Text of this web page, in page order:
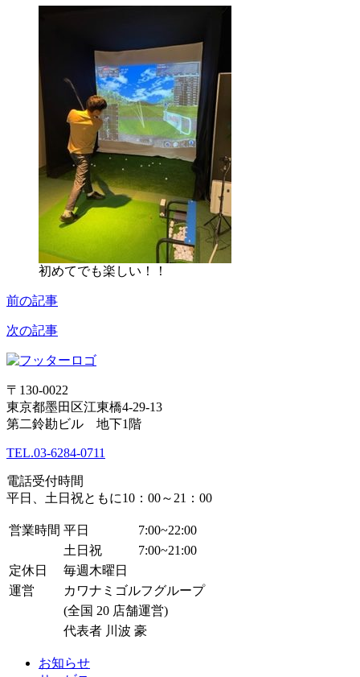
初めてでも楽しい！！
前の記事
次の記事
〒130-0022
東京都墨田区江東橋4-29-13
第二鈴勘ビル 地下1階
TEL.03-6284-0711
電話受付時間
平日、土日祝ともに10：00～21：00
営業時間 平日
7:00~22:00
土日祝
7:00~21:00
定休日
毎週木曜日
運営
カワナミゴルフグループ
(全国 20 店舗運営)
代表者 川波 豪
お知らせ